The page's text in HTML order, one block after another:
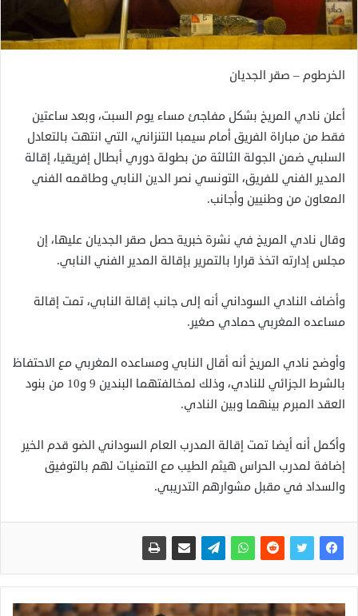
الخرطوم – صقر الجديان
أعلن نادي المريخ بشكل مفاجئ مساء يوم السبت، وبعد ساعتين
فقط من مباراة الفريق أمام سيمبا التنزاني، التي انتهت بالتعادل
السلبي ضمن الجولة الثالثة من بطولة دوري أبطال إفريقيا، إقالة
المدير الفني للفريق، التونسي نصر الدين النابي وطاقمه الفني
المعاون من وطنيين وأجانب.
وقال نادي المريخ في نشرة خبرية حصل صقر الجديان عليها، إن
مجلس إدارته اتخذ قرارا بالتمرير بإقالة المدير الفني النابي.
وأضاف النادي السوداني أنه إلى جانب إقالة النابي، تمت إقالة
مساعده المغربي حمادي صغير.
وأوضح نادي المريخ أنه أقال النابي ومساعده المغربي مع الاحتفاظ
بالشرط الجزائي للنادي، وذلك لمخالفتهما البندين 9 و10 من بنود
العقد المبرم بينهما وبين النادي.
وأكمل أنه أيضا تمت إقالة المدرب العام السوداني الضو قدم الخير
إضافة لمدرب الحراس هيثم الطيب مع التمنيات لهم بالتوفيق
والسداد في مقبل مشوارهم التدريبي.